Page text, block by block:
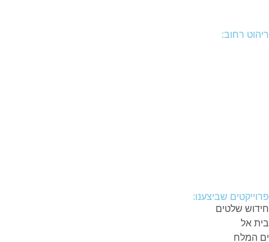
ריהוט רחוב:
פרוייקטים שביצענו:
חידוש שלטים
בית אל
ים המלח